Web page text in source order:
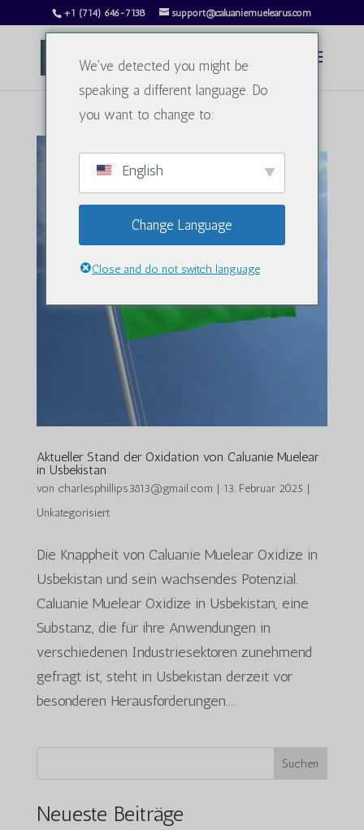
+1 (714) 646-7138 support@caluaniemuelearus.com
Aktueller Stand der Oxidation von Caluanie Muelear
in Usbekistan
von charlesphillips3813@gmail.com | 13. Februar 2025 |
Unkategorisiert
Die Knappheit von Caluanie Muelear Oxidize in
Usbekistan und sein wachsendes Potenzial.
Caluanie Muelear Oxidize in Usbekistan, eine
Substanz, die für ihre Anwendungen in
verschiedenen Industriesektoren zunehmend
gefragt ist, steht in Usbekistan derzeit vor
besonderen Herausforderungen....
Suchen
Neueste Beiträge
We've detected you might be
speaking a different language. Do
you want to change to:
English
Change Language
Close and do not switch language